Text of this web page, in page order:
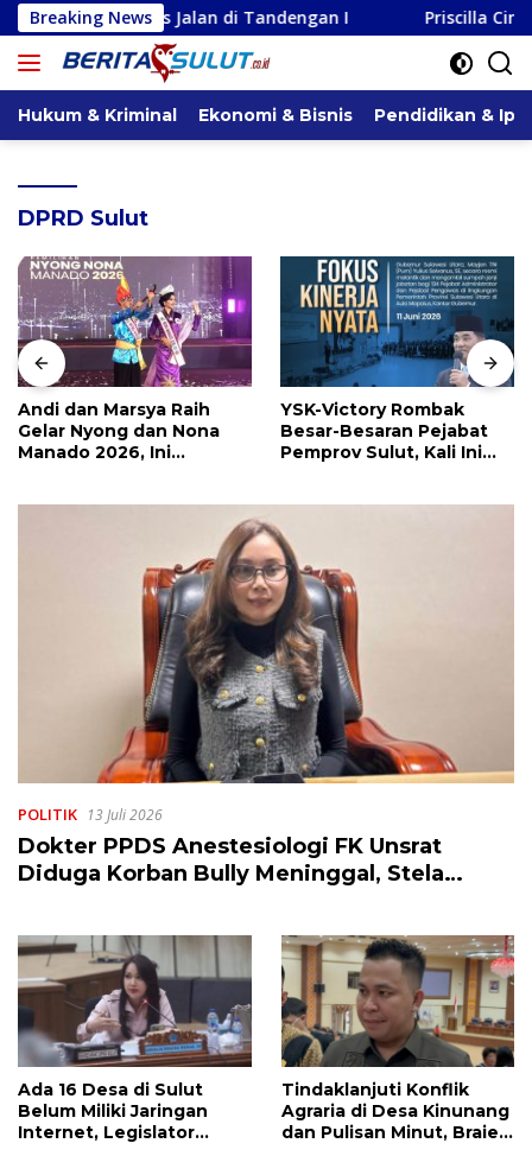
Langsung
ke
konten
Breaking News
Jalan di Tandengan I Priscilla Cindy Wurangian
Hukum & Kriminal Ekonomi & Bisnis Pendidikan &
DPRD Sulut
Andi dan Marsya Raih
Gelar Nyong dan Nona
Manado 2026, Ini
YSK-Victory Rombak
Besar-Besaran Pejabat
Pemprov Sulut, Kali Ini
POLITIK 13 Juli 2026
Dokter PPDS Anestesiologi FK Unsrat
Diduga Korban Bully Meninggal, Stela
Lagi
Ada 16 Desa di Sulut
Belum Miliki Jaringan
Internet, Legislator
Tindaklanjuti Konflik
Agraria di Desa Kinunang
dan Pulisan Minut, Braien